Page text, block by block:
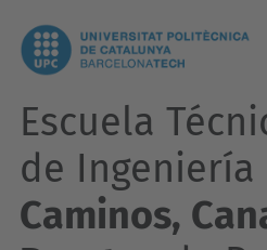
Escuela
de Ingeniería
Caminos,